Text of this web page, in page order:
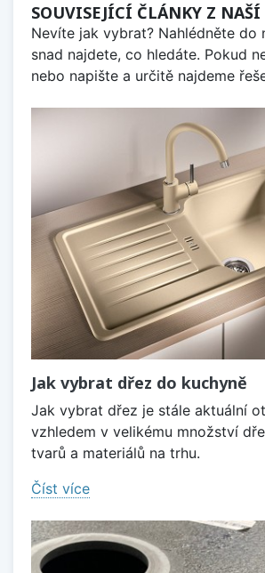
SOUVISEJÍCÍ ČLÁNKY Z
Nevíte jak vybrat? Nahlédněte do
snad najdete, co hledáte. Pokud
nebo napište a určitě najdeme
Jak vybrat dřez do kuchyně
Jak vybrat dřez je stále aktuální
vzhledem v velikému množství
tvarů a materiálů na trhu.
Číst více